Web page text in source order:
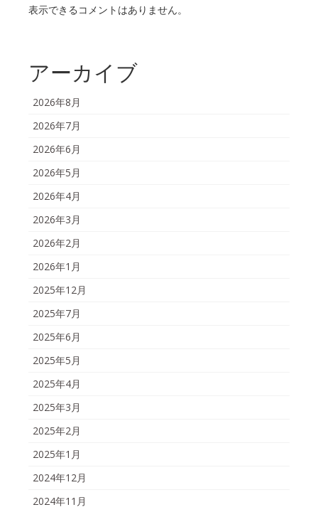
表示できるコメントはありません。
アーカイブ
2026年8月
2026年7月
2026年6月
2026年5月
2026年4月
2026年3月
2026年2月
2026年1月
2025年12月
2025年7月
2025年6月
2025年5月
2025年4月
2025年3月
2025年2月
2025年1月
2024年12月
2024年11月